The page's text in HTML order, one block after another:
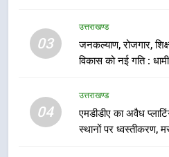
03
उत्तराखण्ड
जनकल्याण, रोजगार,
विकास को नई गति :
04
उत्तराखण्ड
एमडीडीए का अवैध
स्थानों पर ध्वस्तीकरण,
देना
वाले महीनों
उत्तराखण्ड
8
दिल्ली-
12 किमी